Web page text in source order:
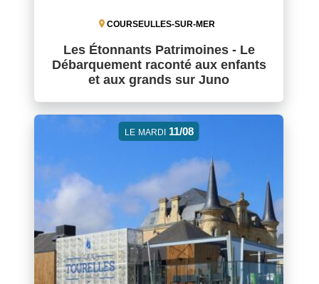
COURSEULLES-SUR-MER
Les Étonnants Patrimoines - Le
Débarquement raconté aux enfants
et aux grands sur Juno
LE MARDI 11/08